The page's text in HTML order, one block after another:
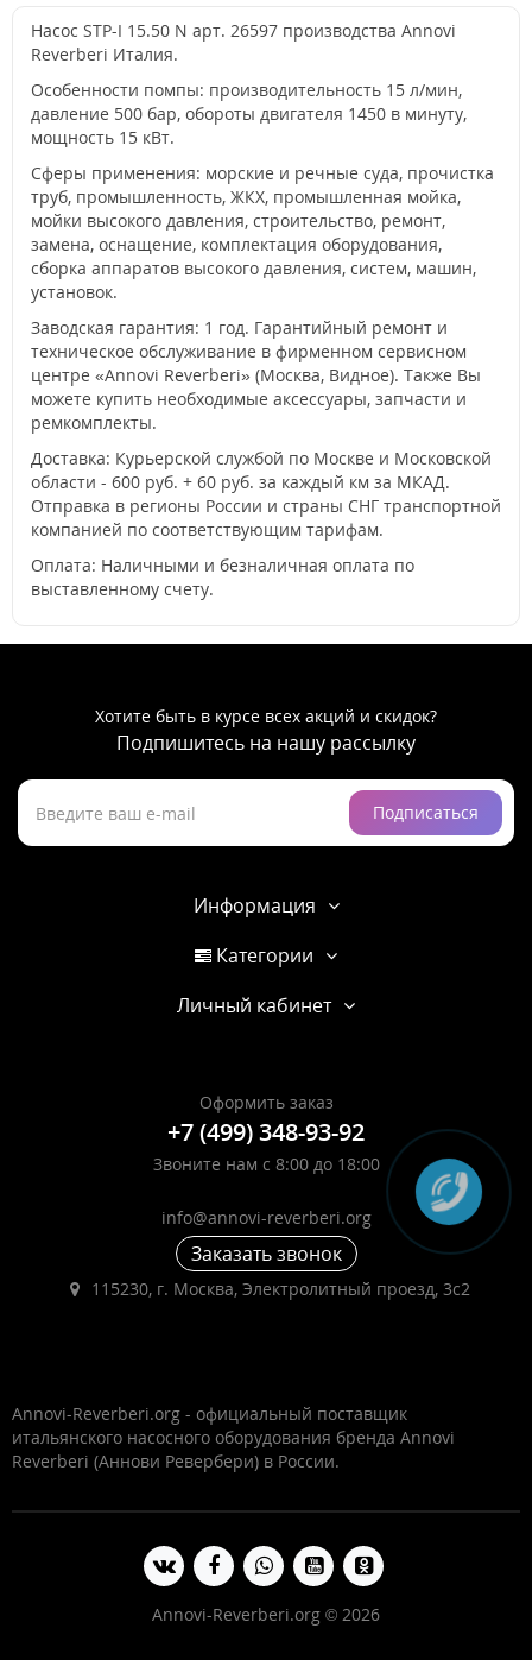
Насос STP-I 15.50 N арт. 26597 производства Annovi
Reverberi Италия.
Особенности помпы: производительность 15 л/мин,
давление 500 бар, обороты двигателя 1450 в минуту,
мощность 15 кВт.
Сферы применения: морские и речные суда, прочистка
труб, промышленность, ЖКХ, промышленная мойка,
мойки высокого давления, строительство, ремонт,
замена, оснащение, комплектация оборудования,
сборка аппаратов высокого давления, систем, машин,
установок.
Заводская гарантия: 1 год. Гарантийный ремонт и
техническое обслуживание в фирменном сервисном
центре «Annovi Reverberi» (Москва, Видное). Также Вы
можете купить необходимые аксессуары, запчасти и
ремкомплекты.
Доставка: Курьерской службой по Москве и Московской
области - 600 руб. + 60 руб. за каждый км за МКАД.
Отправка в регионы России и страны СНГ транспортной
компанией по соответствующим тарифам.
Оплата: Наличными и безналичная оплата по
выставленному счету.
Хотите быть в курсе всех акций и скидок?
Подпишитесь на нашу рассылку
Подписаться
Информация
Категории
Личный кабинет
Оформить заказ
+7 (499) 348-93-92
Звоните нам с 8:00 до 18:00
info@annovi-reverberi.org
Заказать звонок
115230, г. Москва, Электролитный проезд, 3с2
Annovi-Reverberi.org - официальный поставщик
итальянского насосного оборудования бренда Annovi
Reverberi (Аннови Ревербери) в России.
Annovi-Reverberi.org © 2026